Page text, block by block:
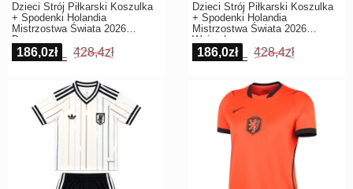
Dzieci Strój Piłkarski Koszulka
+ Spodenki Holandia
Mistrzostwa Świata 2026
Domowa
186,0zł 428,4zł
Dzieci Strój Piłkarski Koszulka
+ Spodenki Holandia
Mistrzostwa Świata 2026
Wyjazdowa
186,0zł 428,4zł